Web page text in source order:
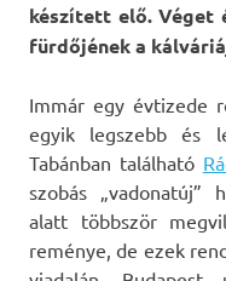
készített elő. Véget
fürdőjének a
Immár egy évtizede
egyik legszebb és
Tabánban található
szobás „vadonatúj”
alatt többször
reménye, de ezek